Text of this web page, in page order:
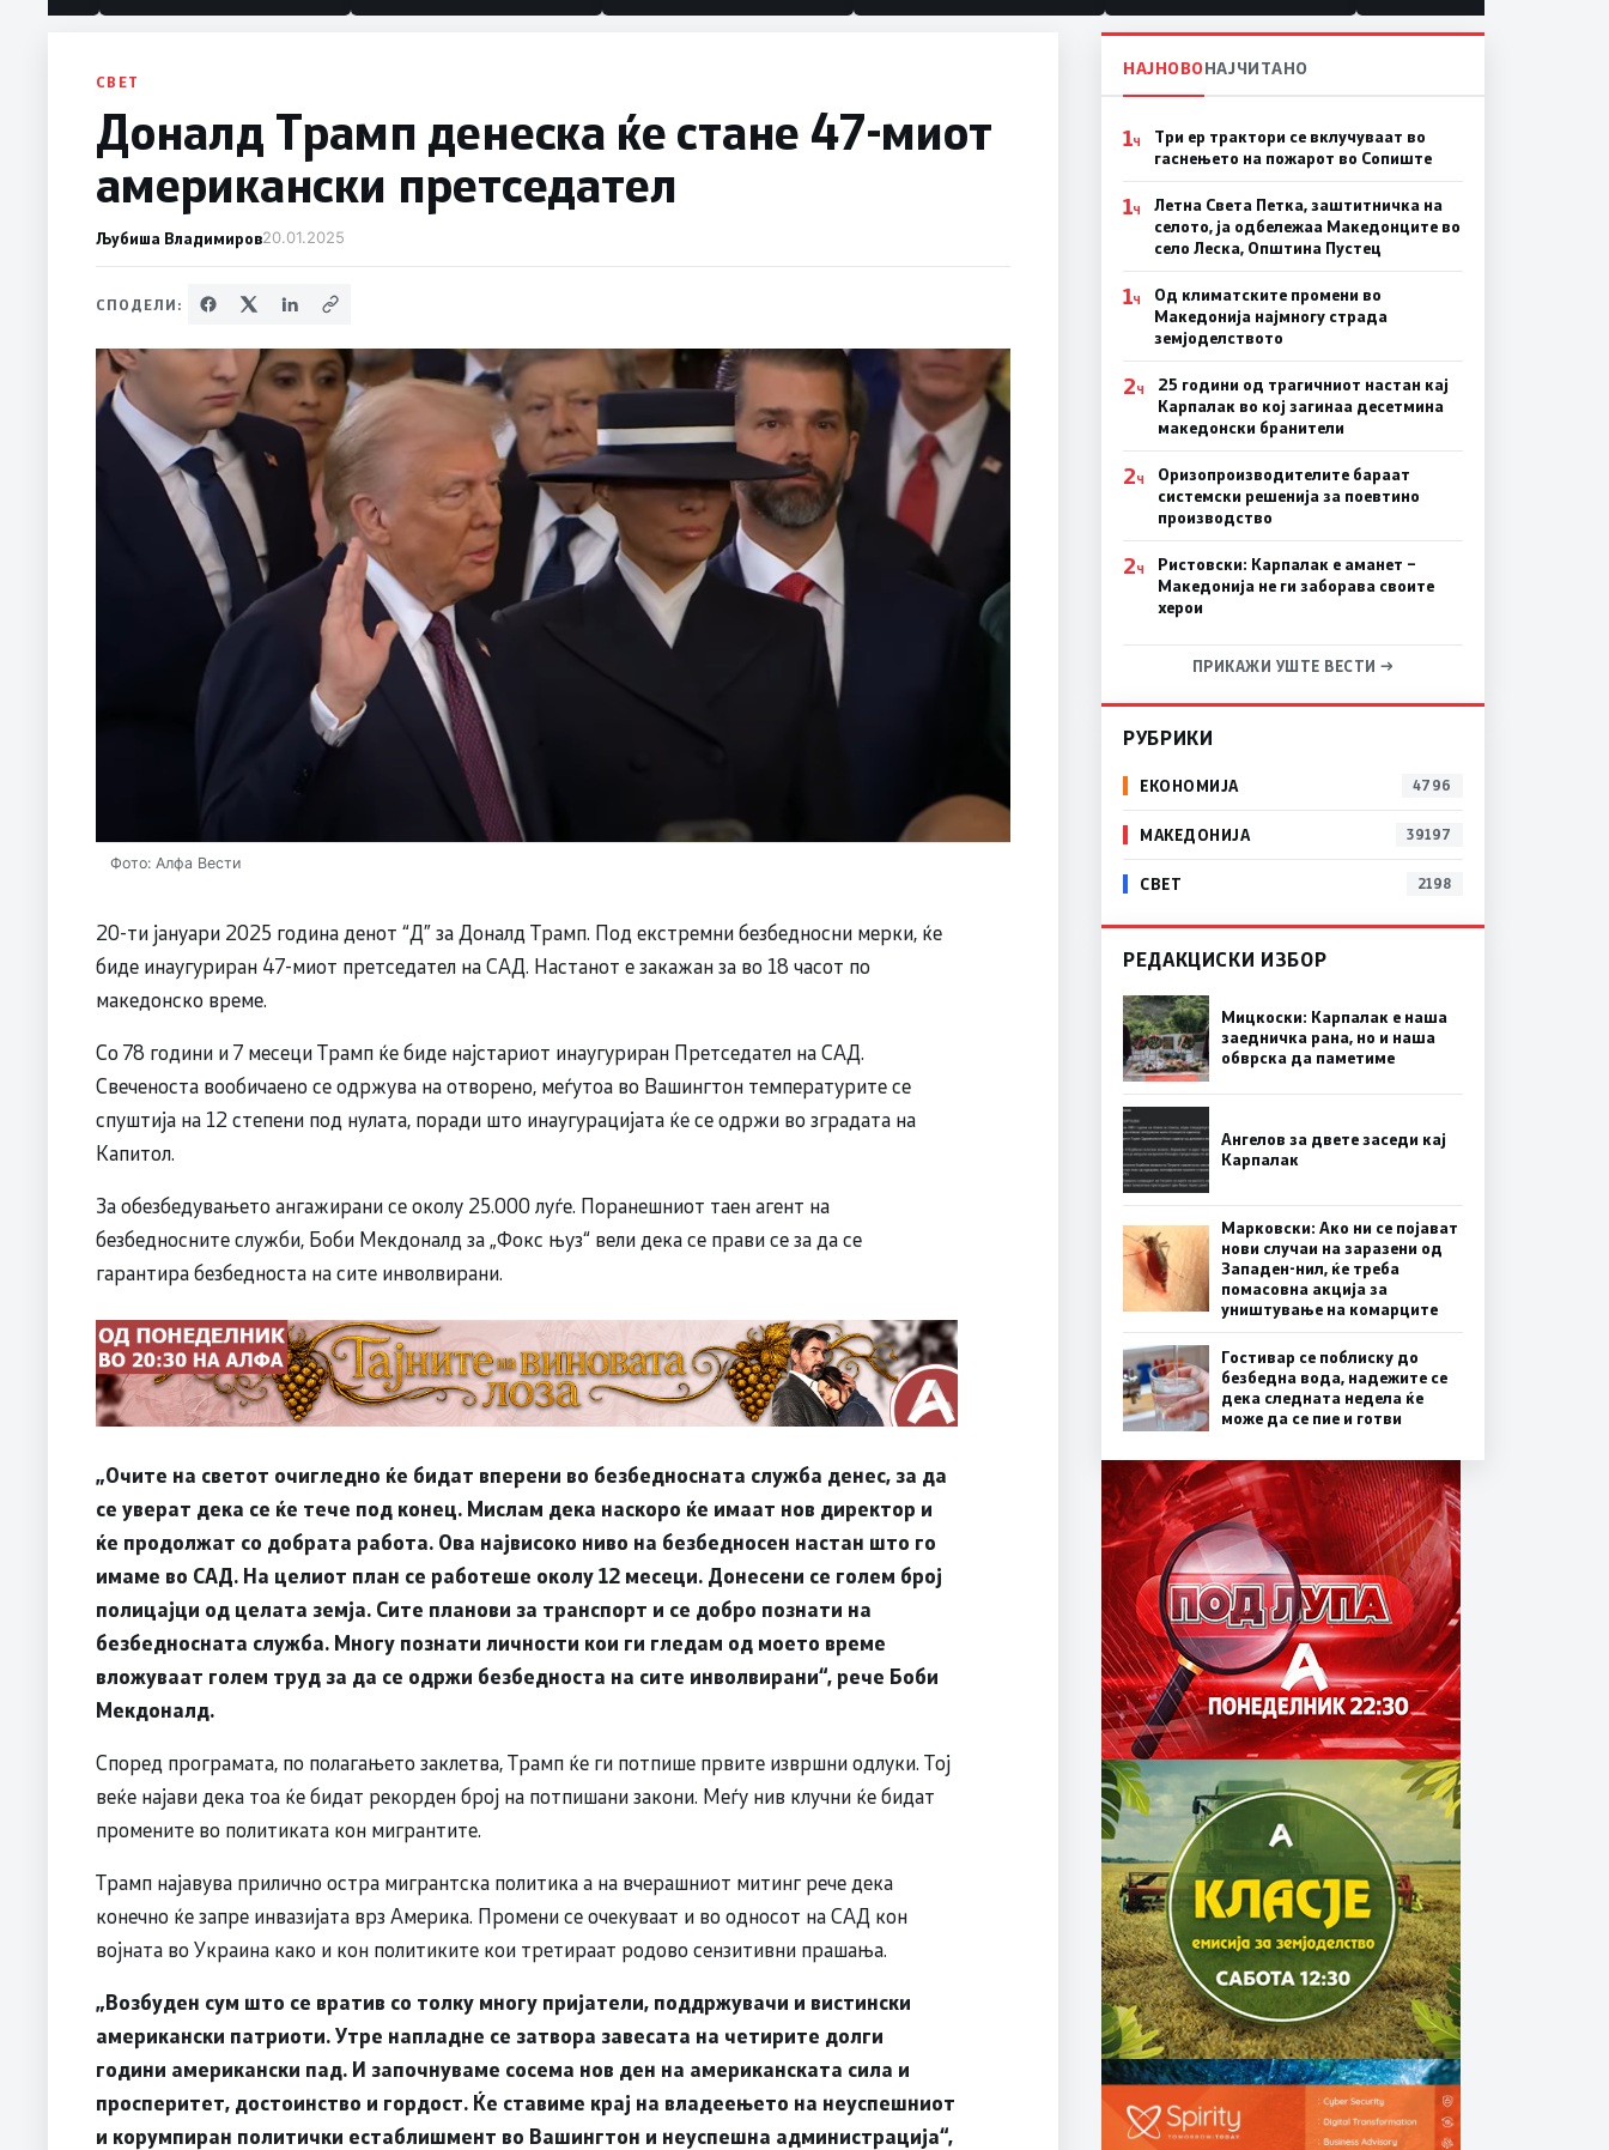
СВЕТ
Доналд Трамп денеска ќе стане 47-миот
американски претседател
Љубиша Владимиров20.01.2025
СПОДЕЛИ:
Фото: Алфа Вести
20-ти јануари 2025 година денот “Д” за Доналд Трамп. Под екстремни безбедносни мерки, ќе
биде инаугуриран 47-миот претседател на САД. Настанот е закажан за во 18 часот по
македонско време.
Со 78 години и 7 месеци Трамп ќе биде најстариот инаугуриран Претседател на САД.
Свеченоста вообичаено се одржува на отворено, меѓутоа во Вашингтон температурите се
спуштија на 12 степени под нулата, поради што инаугурацијата ќе се одржи во зградата на
Капитол.
За обезбедувањето ангажирани се околу 25.000 луѓе. Поранешниот таен агент на
безбедносните служби, Боби Мекдоналд за „Фокс њуз“ вели дека се прави се за да се
гарантира безбедноста на сите инволвирани.
„Oчите на светот очигледно ќе бидат вперени во безбедносната служба денес, за да
се уверат дека се ќе тече под конец. Мислам дека наскоро ќе имаат нов директор и
ќе продолжат со добрата работа. Ова највисоко ниво на безбедносен настан што го
имаме во САД. На целиот план се работеше околу 12 месеци. Донесени се голем број
полицајци од целата земја. Сите планови за транспорт и се добро познати на
безбедносната служба. Многу познати личности кои ги гледам од моето време
вложуваат голем труд за да се одржи безбедноста на сите инволвирани“, рече Боби
Мекдоналд.
Според програмата, по полагањето заклетва, Трамп ќе ги потпише првите извршни одлуки. Тој
веќе најави дека тоа ќе бидат рекорден број на потпишани закони. Меѓу нив клучни ќе бидат
промените во политиката кон мигрантите.
Трамп најавува прилично остра мигрантска политика а на вчерашниот митинг рече дека
конечно ќе запре инвазијата врз Америка. Промени се очекуваат и во односот на САД кон
војната во Украина како и кон политиките кои третираат родово сензитивни прашања.
„Возбуден сум што се вратив со толку многу пријатели, поддржувачи и вистински
американски патриоти. Утре напладне се затвора завесата на четирите долги
години американски пад. И започнуваме сосема нов ден на американската сила и
просперитет, достоинство и гордост. Ќе ставиме крај на владеењето на неуспешниот
и корумпиран политички естаблишмент во Вашингтон и неуспешна администрација“,
НАЈНОВОНАЈЧИТАНО
1Ч
Три ер трактори се вклучуваат во
гаснењето на пожарот во Сопиште
1Ч
Летна Света Петка, заштитничка на
селото, ја одбележаа Македонците во
село Леска, Општина Пустец
1Ч
Од климатските промени во
Македонија најмногу страда
земјоделството
2Ч
25 години од трагичниот настан кај
Карпалак во кој загинаа десетмина
македонски бранители
2Ч
Оризопроизводителите бараат
системски решенија за поевтино
производство
2Ч
Ристовски: Карпалак е аманет –
Македонија не ги заборава своите
херои
ПРИКАЖИ УШТЕ ВЕСТИ →
РУБРИКИ
ЕКОНОМИЈА 4796
МАКЕДОНИЈА 39197
СВЕТ 2198
РЕДАКЦИСКИ ИЗБОР
Мицкоски: Карпалак е наша
заедничка рана, но и наша
обврска да паметиме
Ангелов за двете заседи кај
Карпалак
Марковски: Ако ни се појават
нови случаи на заразени од
Западен-нил, ќе треба
помасовна акција за
уништување на комарците
Гостивар се поблиску до
безбедна вода, надежите се
дека следната недела ќе
може да се пие и готви